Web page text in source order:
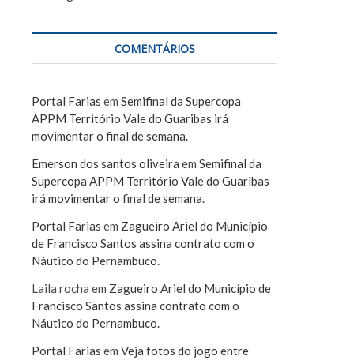
COMENTÁRIOS
Portal Farias em Semifinal da Supercopa
APPM Território Vale do Guaribas irá
movimentar o final de semana.
Emerson dos santos oliveira em Semifinal da
Supercopa APPM Território Vale do Guaribas
irá movimentar o final de semana.
Portal Farias em Zagueiro Ariel do Município
de Francisco Santos assina contrato com o
Náutico do Pernambuco.
Laila rocha em Zagueiro Ariel do Município de
Francisco Santos assina contrato com o
Náutico do Pernambuco.
Portal Farias em Veja fotos do jogo entre